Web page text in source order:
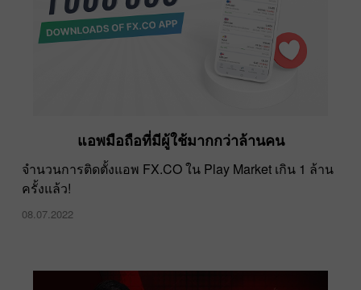
รวดเร็วขึ้น ทะยานขึ้น แข็งแกร่งขึ้นไปพร้อมกัน
11.02.2022
แอพมือถือที่มีผู้ใช้มากกว่าล้านคน
จำนวนการติดตั้งแอพ FX.CO ใน Play Market เกิน 1 ล้าน
ครั้งแล้ว!
08.07.2022